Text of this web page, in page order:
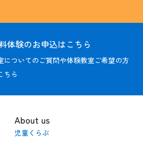
体験のお申込はこちら
についてのご質問や体験教室ご希望の方
ちら
About us
児童くらぶ